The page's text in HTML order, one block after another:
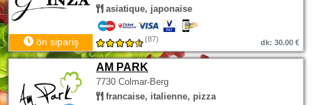
asiatique, japonaise
ön sipariş (87) dk: 30.00 €
AM PARK
7730 Colmar-Berg
francaise, italienne, pizza